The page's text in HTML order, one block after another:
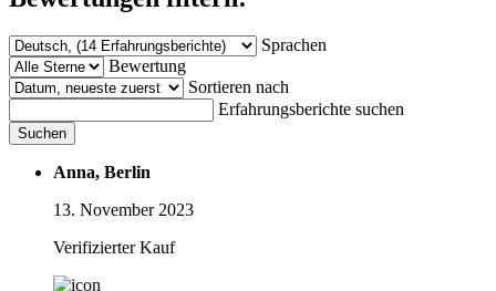
Sprachen
Bewertung
Sortieren nach
Erfahrungsberichte suchen
Suchen
Anna, Berlin
13. November 2023
Verifizierter Kauf